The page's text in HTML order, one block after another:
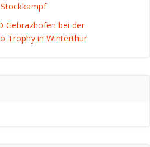
Gebrazhofen bei der
Trophy in Winterthur